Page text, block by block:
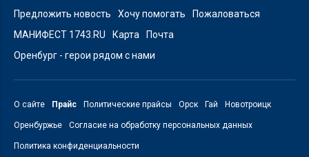
Предложить новость
Хочу помогать
Пожаловаться
МАНИФЕСТ 1743.RU
Карта
Почта
Оренбург - герои рядом с нами
О сайте Прайс Политические прайсы Орск Гай Новотроицк
Оренбуржье Согласие на обработку персональных данных
Политика конфиденциальности